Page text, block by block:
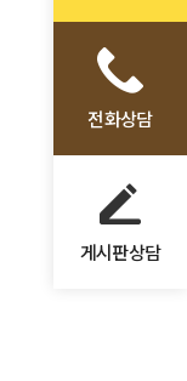
전화상담
게시판상담